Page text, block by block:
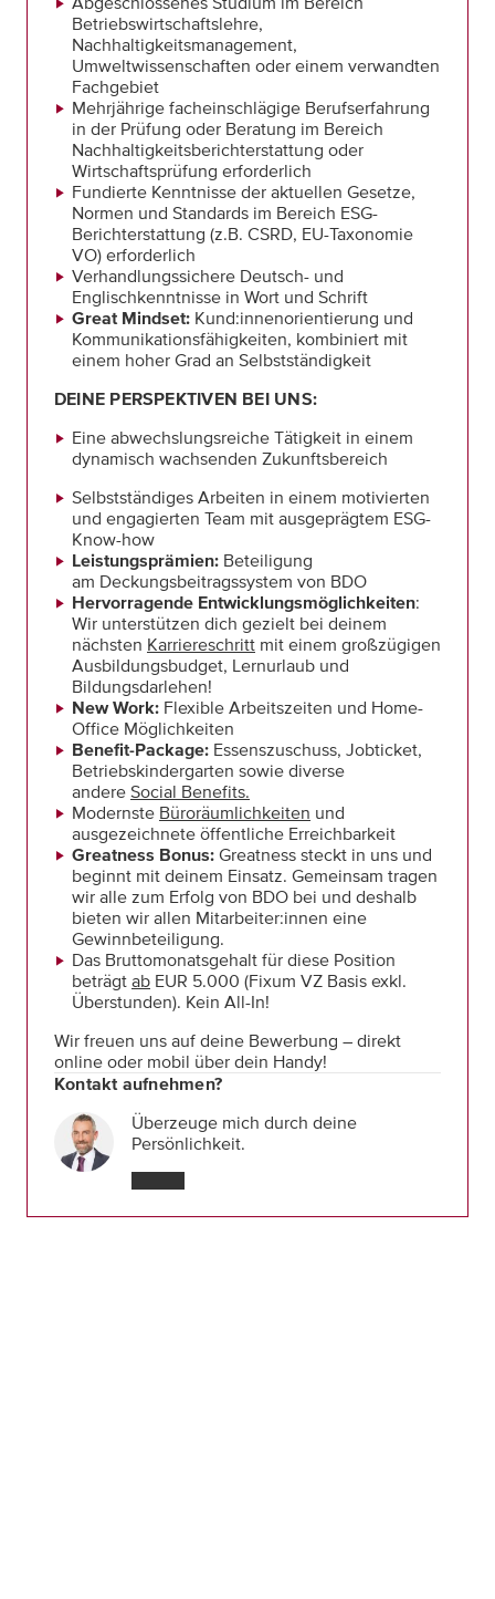
Betriebswirtschaftslehre,
Nachhaltigkeitsmanagement,
Umweltwissenschaften oder einem verwandten
Fachgebiet
Mehrjährige facheinschlägige Berufserfahrung
in der Prüfung oder Beratung im Bereich
Nachhaltigkeitsberichterstattung oder
Wirtschaftsprüfung erforderlich
Fundierte Kenntnisse der aktuellen Gesetze,
Normen und Standards im Bereich ESG-
Berichterstattung (z.B. CSRD, EU-Taxonomie
VO) erforderlich
Verhandlungssichere Deutsch- und
Englischkenntnisse in Wort und Schrift
Great Mindset: Kund:innenorientierung und
Kommunikationsfähigkeiten, kombiniert mit
einem hoher Grad an Selbstständigkeit
DEINE PERSPEKTIVEN BEI UNS:
Eine abwechslungsreiche Tätigkeit in einem
dynamisch wachsenden Zukunftsbereich
Selbstständiges Arbeiten in einem motivierten
und engagierten Team mit ausgeprägtem ESG-
Know-how
Leistungsprämien: Beteiligung
am Deckungsbeitragssystem von BDO
Hervorragende Entwicklungsmöglichkeiten:
Wir unterstützen dich gezielt bei deinem
nächsten Karriereschritt mit einem großzügigen
Ausbildungsbudget, Lernurlaub und
Bildungsdarlehen!
New Work: Flexible Arbeitszeiten und Home-
Office Möglichkeiten
Benefit-Package: Essenszuschuss, Jobticket,
Betriebskindergarten sowie diverse
andereSocial Benefits.
Modernste Büroräumlichkeiten und
ausgezeichnete öffentliche Erreichbarkeit
Greatness Bonus:Greatness steckt in uns und
beginnt mit deinem Einsatz. Gemeinsam tragen
wir alle zum Erfolg von BDO bei und deshalb
bieten wir allen Mitarbeiter:innen eine
Gewinnbeteiligung.
Das Bruttomonatsgehalt für diese Position
beträgtab EUR 5.000 (Fixum VZ Basis exkl.
Überstunden). Kein All-In!
Wir freuen uns auf deine Bewerbung – direkt
online oder mobil über dein Handy!
Kontakt aufnehmen?
Überzeuge mich durch deine
Persönlichkeit.